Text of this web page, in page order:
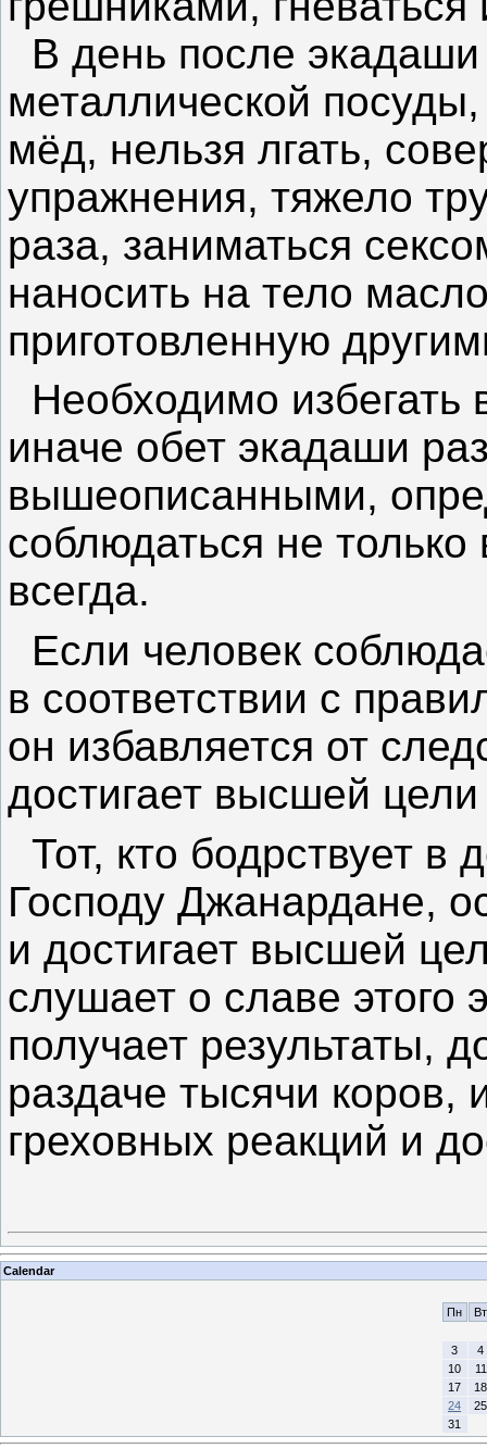
В день после экадаши
металлической
мёд, нельзя лгать,
упражнения, тяжело
раза, заниматься
наносить на тело
приготовленную
Необходимо избегать
иначе обет экадаши
вышеописанными,
соблюдаться не
всегда.
Если человек
в соответствии с
он избавляется от
достигает высшей
Тот, кто бодрствует в
Господу Джанардане,
и достигает высшей
слушает о славе этого
получает результаты,
раздаче тысячи коров,
греховных реакций и
Calendar
Пн Вт
3
4
10
11
17
18
24
25
31